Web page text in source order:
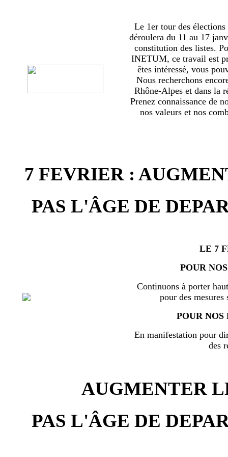
Le 1er tour des
déroulera du 11 au 17
constitution des listes.
INETUM, ce travail est
êtes intéressé, vous
Nous recherchons
Rhône-Alpes et dans la
Prenez connaissance de
nos valeurs et nos
7 FEVRIER :
PAS L'ÂGE DE
LE 7
POUR
Continuons à porter
pour des
POUR
En manifestation pour
des
AUGMENTER
PAS L'ÂGE DE